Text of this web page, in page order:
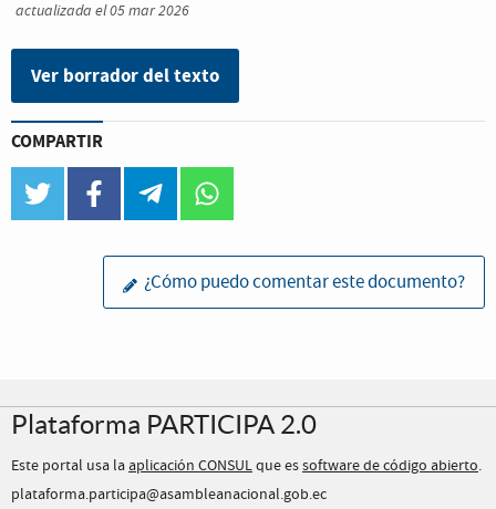
actualizada el 05 mar 2026
Ver borrador del texto
COMPARTIR
twitter facebook telegram
¿Cómo puedo comentar este documento?
Plataforma PARTICIPA 2.0
Este portal usa la aplicación CONSULque essoftware de código abierto.
plataforma.participa@asambleanacional.gob.ec